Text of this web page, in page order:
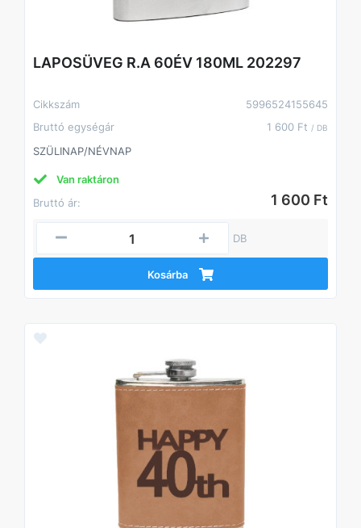
LAPOSÜVEG R.A 60ÉV 180ML 202297
Cikkszám
5996524155645
Bruttó egységár
1 600 Ft / DB
SZÜLINAP/NÉVNAP
Van raktáron
Bruttó ár:
1 600 Ft
DB
Kosárba